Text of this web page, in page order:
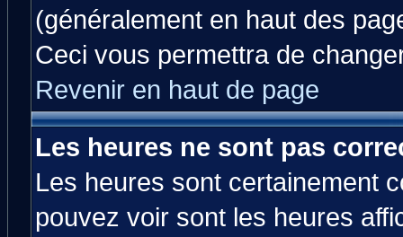
(généralement en haut des
Ceci vous permettra de
Revenir en haut de page
Les heures ne sont pas
Les heures sont certainement
pouvez voir sont les heures